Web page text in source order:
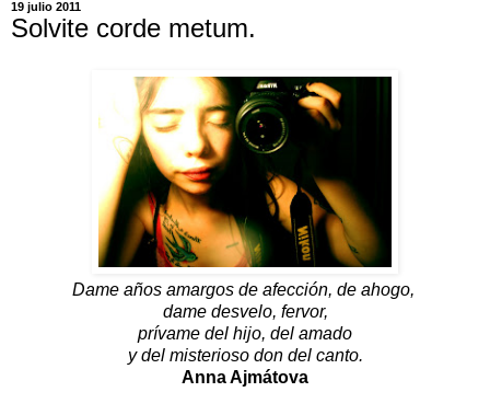
19 julio 2011
Solvite corde metum.
Dame años amargos de afección, de ahogo,
dame desvelo, fervor,
prívame del hijo, del amado
y del misterioso don del canto.
Anna Ajmátova